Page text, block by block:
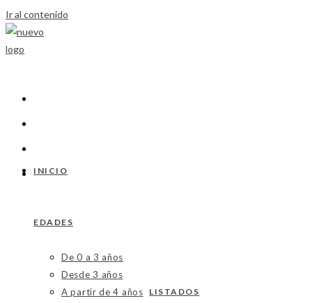
Ir al contenido
INICIO
EDADES
De 0 a 3 años
Desde 3 años
A partir de 4 años
LISTADOS